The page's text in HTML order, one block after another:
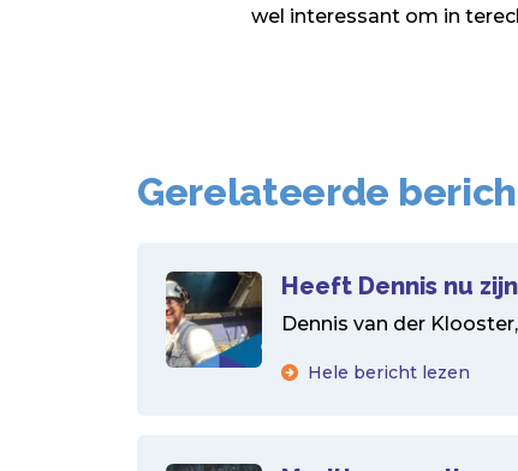
wel interessant om in
Gerelateerde
Heeft Dennis nu
Dennis van der
Hele bericht lezen